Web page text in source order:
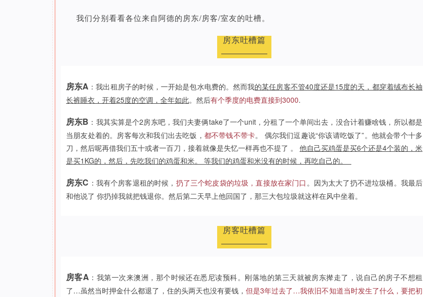
我们分别看看各位来自阿德的房东/房客/室友的吐槽。
房东吐槽篇
房东A ：我出租房子的时候，一开始是包水电费的。然而我的某任房客不管40度还是15度的天，都穿着绒布长袖
长裤睡衣，开着25度的空调，全年如此。然后有个季度的电费直接到3000.
房东B ：我其实算是个2房东吧，我们夫妻俩take了一个unit，分租了一个单间出去，没合计着赚啥钱，所以都是
当朋友处着的。房客每次和我们出去吃饭， 都不带钱不带卡。 偶尔我们逗趣说“你该请吃饭了”。他就会带个十多
刀，然后呢再借我们五十或者一百刀，接着就像是失忆一样再也不提了 。 他自己买鸡蛋是买6个还是4个装的，米
是买1KG的，然后，先吃我们的鸡蛋和米。 等我们的鸡蛋和米没有的时候，再吃自己的。
房东C ：我有个房客退租的时候， 扔了三个蛇皮袋的垃圾，直接放在家门口 。因为太大了扔不进垃圾桶。我最后
和他说了 你扔掉我就把钱退你。然后第二天早上他回国了，那三大包垃圾就这样在风中坐着。
房客吐槽篇
房客A ：我第一次来澳洲，那个时候还在悉尼读预科。刚落地的第三天就被房东撵走了，说自己的房子不想租
了…虽然当时押金什么都退了，住的头两天也没有要钱，但是3年过去了…我依旧不知道当时发生了什么，要把初